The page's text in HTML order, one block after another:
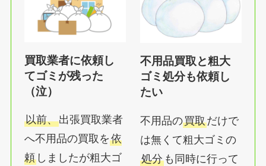
買取業者に依頼し
てゴミが残った
（泣）
以前、出張買取業者
へ不用品の買取を依
頼 しましたが粗大ゴ
不用品買取と粗大
ゴミ処分も依頼し
たい
不用品の買取だけで
は無くて粗大ゴミの
処分 も同時に行って